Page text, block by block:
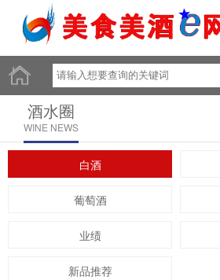
酒水圈
WINE NEWS
白酒
葡萄酒
业绩
新品推荐